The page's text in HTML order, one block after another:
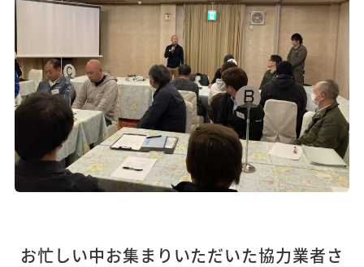
お忙しい中お集まりいただいた協力業者さ